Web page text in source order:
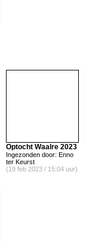
Optocht Waalre 2023
Ingezonden door: Enno
ter Keurst
(19 feb 2023 / 15:04 uur)